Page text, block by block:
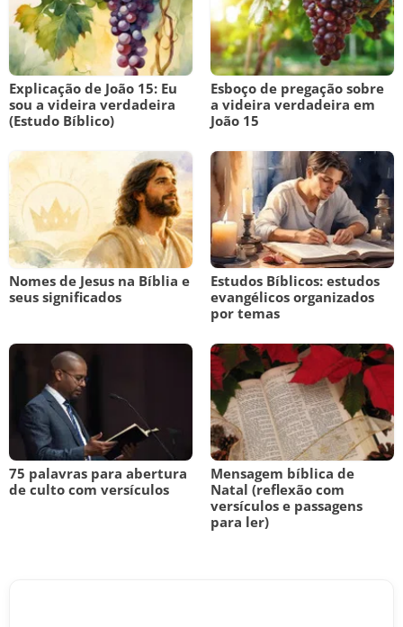
Explicação de João 15: Eu
sou a videira verdadeira
(Estudo Bíblico)
Esboço de pregação sobre
a videira verdadeira em
João 15
Nomes de Jesus na Bíblia e
seus significados
Estudos Bíblicos: estudos
evangélicos organizados
por temas
75 palavras para abertura
de culto com versículos
Mensagem bíblica de
Natal (reflexão com
versículos e passagens
para ler)